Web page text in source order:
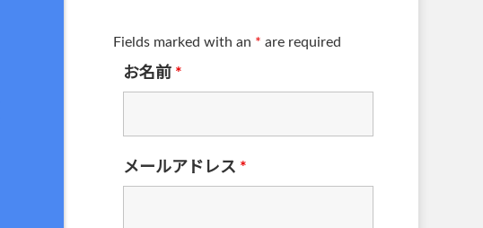
Fields marked with an * are required
お名前 *
メールアドレス *